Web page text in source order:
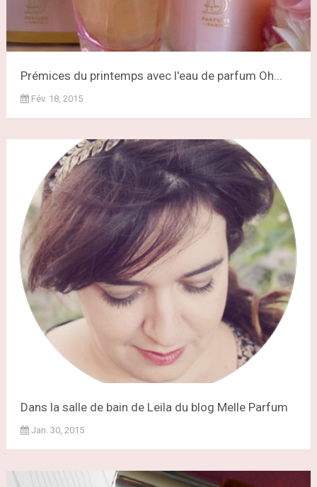
Prémices du printemps avec l'eau de parfum Oh...
Fév. 18, 2015
Dans la salle de bain de Leila du blog Melle Parfum
Jan. 30, 2015